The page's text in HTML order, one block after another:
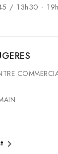
/ 13h30 -
